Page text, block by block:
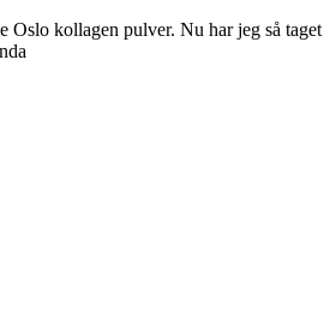
kollagen pulver. Nu har jeg så